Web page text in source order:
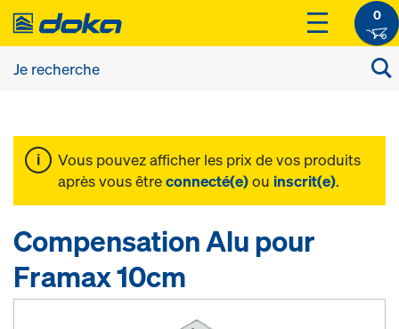
0
Vous pouvez afficher les prix de vos produits
après vous êtreconnecté(e)ou inscrit(e).
Compensation Alu pour
Framax 10cm